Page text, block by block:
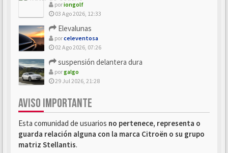
poriongolf
03 Ago 2026, 12:33
Elevalunas
porceleventosa
02 Ago 2026, 07:26
suspensión delantera dura
porgalgo
29 Jul 2026, 21:28
AVISO IMPORTANTE
Esta comunidad de usuarios no pertenece, representa o
guarda relación alguna con la marca Citroën o su grupo
matriz Stellantis.